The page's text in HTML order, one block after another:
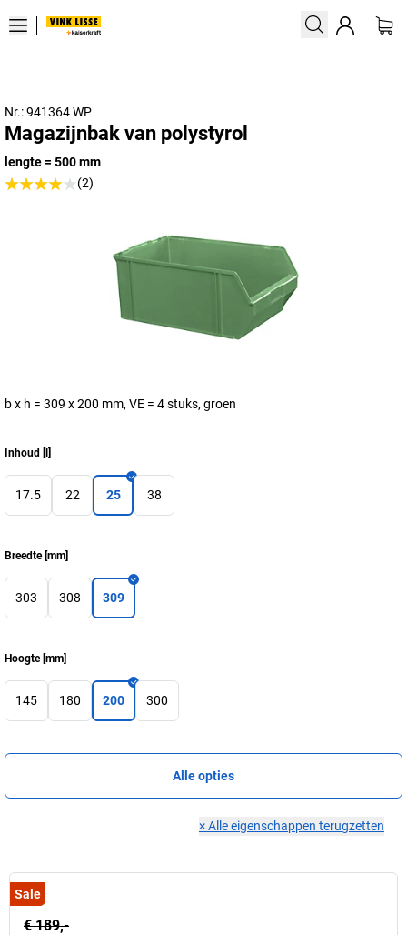
Nr.: 941364 WP
Magazijnbak van polystyrol
lengte = 500 mm
(2)
b x h = 309 x 200 mm, VE = 4 stuks, groen
Inhoud [l]
17.5 22 25 38
Breedte[mm]
303 308 309
Hoogte[mm]
145 180 200 300
Alle opties
×Alle eigenschappen terugzetten
Sale
€ 189,-